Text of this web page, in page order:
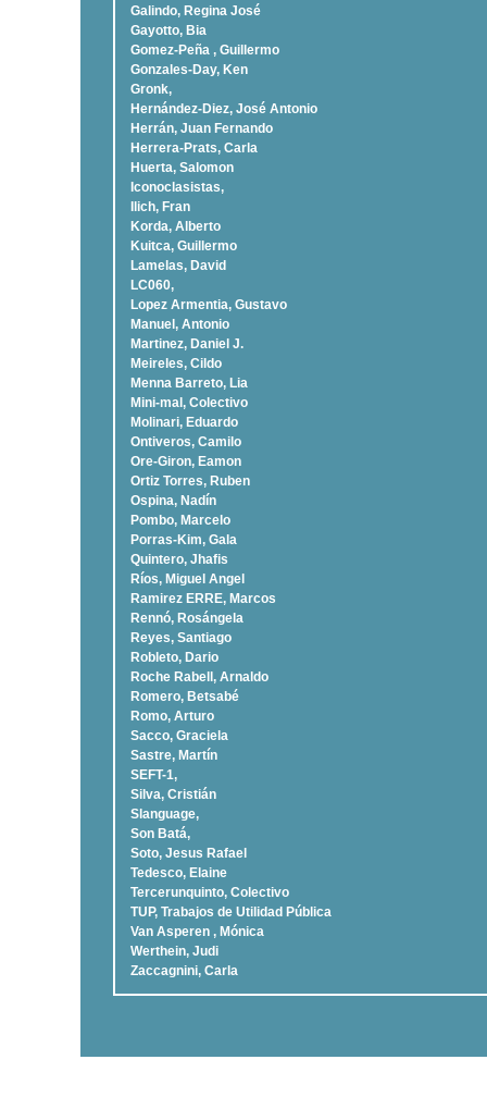
Galindo, Regina José
Gayotto, Bia
Gomez-Peña , Guillermo
Gonzales-Day, Ken
Gronk,
Hernández-Diez, José Antonio
Herrán, Juan Fernando
Herrera-Prats, Carla
Huerta, Salomon
Iconoclasistas,
Ilich, Fran
Korda, Alberto
Kuitca, Guillermo
Lamelas, David
LC060,
Lopez Armentia, Gustavo
Manuel, Antonio
Martinez, Daniel J.
Meireles, Cildo
Menna Barreto, Lia
Mini-mal, Colectivo
Molinari, Eduardo
Ontiveros, Camilo
Ore-Giron, Eamon
Ortiz Torres, Ruben
Ospina, Nadí­n
Pombo, Marcelo
Porras-Kim, Gala
Quintero, Jhafis
Rí­os, Miguel Angel
Ramirez ERRE, Marcos
Rennó, Rosángela
Reyes, Santiago
Robleto, Dario
Roche Rabell, Arnaldo
Romero, Betsabé
Romo, Arturo
Sacco, Graciela
Sastre, Martí­n
SEFT-1,
Silva, Cristián
Slanguage,
Son Batá,
Soto, Jesus Rafael
Tedesco, Elaine
Tercerunquinto, Colectivo
TUP, Trabajos de Utilidad Pública
Van Asperen , Mónica
Werthein, Judi
Zaccagnini, Carla